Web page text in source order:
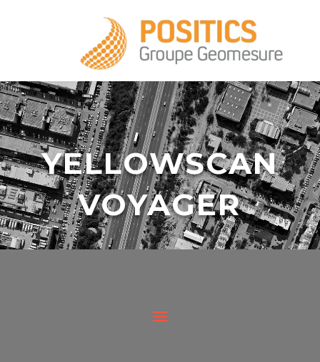
YELLOWSCAN
VOYAGER
+33 1 39 16 20 28
infos@positics.fr
destinées aux drones, ULM ou hélicoptère.